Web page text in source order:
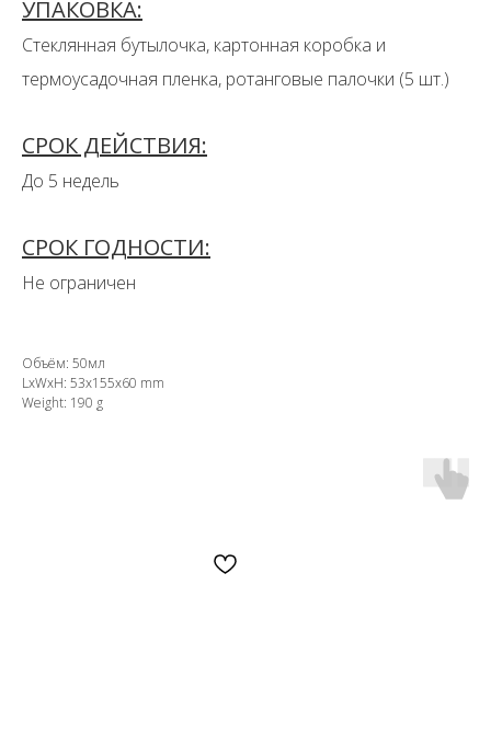
УПАКОВКА:
Стеклянная бутылочка, картонная коробка и
термоусадочная пленка, ротанговые палочки (5 шт.)
СРОК ДЕЙСТВИЯ:
До 5 недель
СРОК ГОДНОСТИ:
Не ограничен
Объём: 50мл
LxWxH: 53x155x60 mm
Weight: 190 g